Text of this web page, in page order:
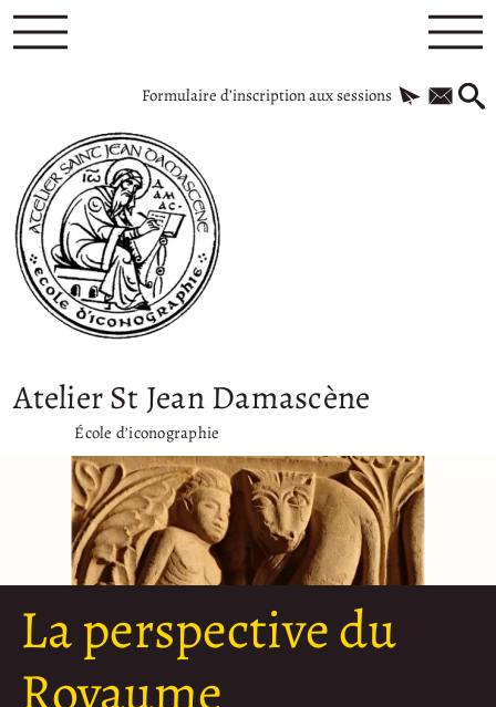
Formulaire d’inscription aux sessions
Atelier St Jean Damascène
École d’iconographie
La perspective du
Royaume